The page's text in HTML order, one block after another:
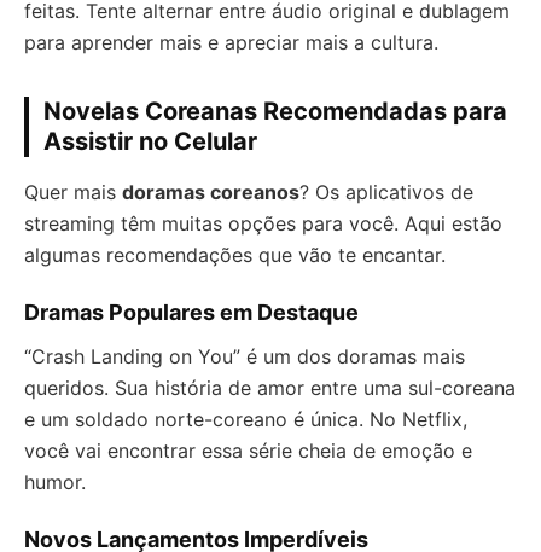
feitas. Tente alternar entre áudio original e dublagem
para aprender mais e apreciar mais a cultura.
Novelas Coreanas Recomendadas para
Assistir no Celular
Quer mais doramas coreanos? Os aplicativos de
streaming têm muitas opções para você. Aqui estão
algumas recomendações que vão te encantar.
Dramas Populares em Destaque
“Crash Landing on You” é um dos doramas mais
queridos. Sua história de amor entre uma sul-coreana
e um soldado norte-coreano é única. No Netflix,
você vai encontrar essa série cheia de emoção e
humor.
Novos Lançamentos Imperdíveis